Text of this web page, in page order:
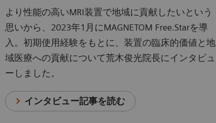
より性能の高いMRI装置で地域に貢献したいという
思いから、2023年1月にMAGNETOM Free.Starを導
入。初期使用経験をもとに、装置の臨床的価値と地
域医療への貢献について荒木俊光院長にインタビュ
ーしました。
インタビュー記事を読む